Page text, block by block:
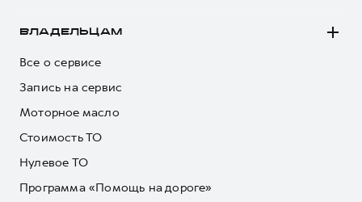
ВЛАДЕЛЬЦАМ
Все о сервисе
Запись на сервис
Моторное масло
Стоимость ТО
Нулевое ТО
Программа «Помощь на дороге»